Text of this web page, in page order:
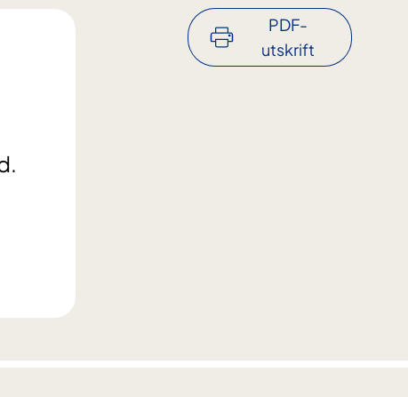
PDF-
utskrift